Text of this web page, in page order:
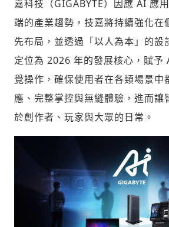
社會
人文
嘉科技（GIGABYTE）因應 AI 應
端的產業趨勢，技嘉將持續強化在
先布局，並透過「以人為本」的設
定位為 2026 年的發展核心，賦予
覺操作，確保使用者在各類場景中
應、完整掌控與無縫體驗，進而讓
於創作者、玩家與大眾的日常。